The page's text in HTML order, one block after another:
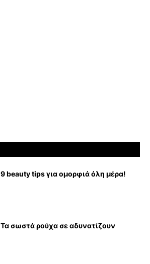
9 beauty tips για ομορφιά όλη μέρα!
Τα σωστά ρούχα σε αδυνατίζουν